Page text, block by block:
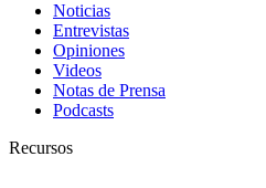
Noticias
Entrevistas
Opiniones
Videos
Notas de Prensa
Podcasts
Recursos